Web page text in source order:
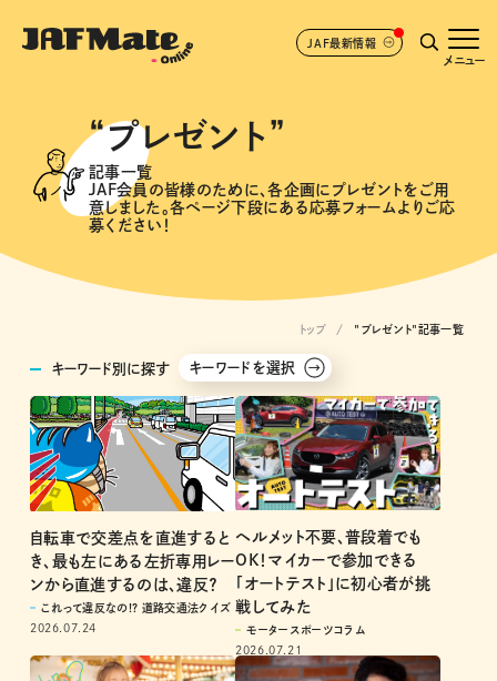
JAF最新情報
メニュー
“プレゼント”
記事一覧
JAF会員の皆様のために、各企画にプレゼントをご用
意しました。各ページ下段にある応募フォームよりご応
募ください！
トップ "プレゼント"記事一覧
キーワード別に探す キーワードを選択
自転車で交差点を直進すると
き、最も左にある左折専用レー
ンから直進するのは、違反？
これって違反なの!? 道路交通法クイズ
2026.07.24
ヘルメット不要、普段着でも
OK！マイカーで参加できる
「オートテスト」に初心者が挑
戦してみた
モータースポーツコラム
2026.07.21